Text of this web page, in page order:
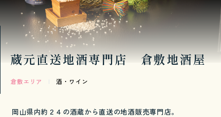
蔵元直送地酒専門店 倉敷地酒屋
倉敷エリア | 酒・ワイン
岡山県内約２４の酒蔵から直送の地酒販売専門店。